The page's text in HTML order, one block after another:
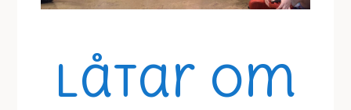
Låtar om